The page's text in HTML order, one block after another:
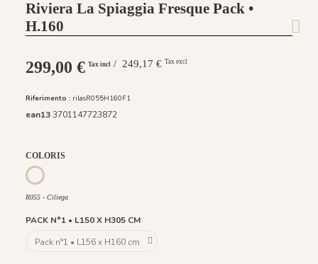
Riviera La Spiaggia Fresque Pack •
H.160
299,00 € Tax incl / 249,17 € Tax excl
Riferimento : rilasR055H160F1
ean133701147723872
COLORIS
R055 - Ciliega
R055 - Ciliega
PACK N°1 • L150 X H305 CM